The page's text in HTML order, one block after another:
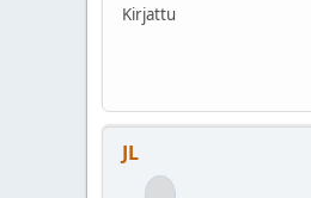
Kirjattu
JL